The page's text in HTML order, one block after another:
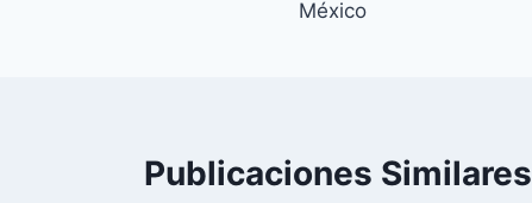
entradas
México
Publicaciones Similares